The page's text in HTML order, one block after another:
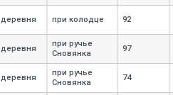
деревня при колодце 92
деревня
при ручье
Сновянка
97
деревня
при ручье
Сновянка
74